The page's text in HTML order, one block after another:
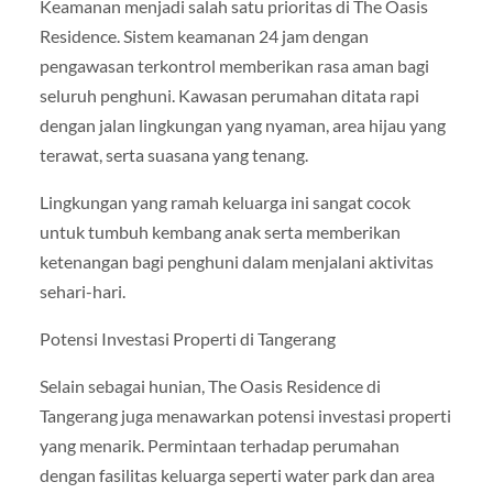
Keamanan menjadi salah satu prioritas di The Oasis
Residence. Sistem keamanan 24 jam dengan
pengawasan terkontrol memberikan rasa aman bagi
seluruh penghuni. Kawasan perumahan ditata rapi
dengan jalan lingkungan yang nyaman, area hijau yang
terawat, serta suasana yang tenang.
Lingkungan yang ramah keluarga ini sangat cocok
untuk tumbuh kembang anak serta memberikan
ketenangan bagi penghuni dalam menjalani aktivitas
sehari-hari.
Potensi Investasi Properti di Tangerang
Selain sebagai hunian, The Oasis Residence di
Tangerang juga menawarkan potensi investasi properti
yang menarik. Permintaan terhadap perumahan
dengan fasilitas keluarga seperti water park dan area